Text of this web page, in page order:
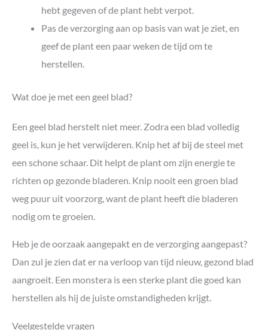
hebt gegeven of de plant hebt verpot.
Pas de verzorging aan op basis van wat je ziet, en
geef de plant een paar weken de tijd om te
herstellen.
Wat doe je met een geel blad?
Een geel blad herstelt niet meer. Zodra een blad volledig
geel is, kun je het verwijderen. Knip het af bij de steel met
een schone schaar. Dit helpt de plant om zijn energie te
richten op gezonde bladeren. Knip nooit een groen blad
weg puur uit voorzorg, want de plant heeft die bladeren
nodig om te groeien.
Heb je de oorzaak aangepakt en de verzorging aangepast?
Dan zul je zien dat er na verloop van tijd nieuw, gezond blad
aangroeit. Een monstera is een sterke plant die goed kan
herstellen als hij de juiste omstandigheden krijgt.
Veelgestelde vragen